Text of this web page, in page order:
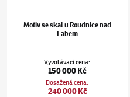
Motiv se skal u Roudnice nad
Labem
Vyvolávací cena:
150 000 Kč
Dosažená cena:
240 000 Kč